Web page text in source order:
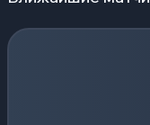
Загрузка событий...